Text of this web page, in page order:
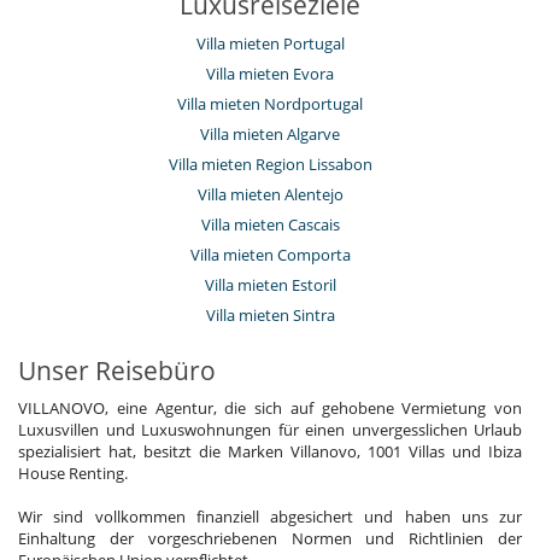
Villa mieten Portugal
Villa mieten Evora
Villa mieten Nordportugal
Villa mieten Algarve
Villa mieten Region Lissabon
Villa mieten Alentejo
Villa mieten Cascais
Villa mieten Comporta
Villa mieten Estoril
Villa mieten Sintra
Unser Reisebüro
VILLANOVO, eine Agentur, die sich auf gehobene Vermietung von
Luxusvillen und Luxuswohnungen für einen unvergesslichen Urlaub
spezialisiert hat, besitzt die Marken Villanovo, 1001 Villas und Ibiza
House Renting.
Wir sind vollkommen finanziell abgesichert und haben uns zur
Einhaltung der vorgeschriebenen Normen und Richtlinien der